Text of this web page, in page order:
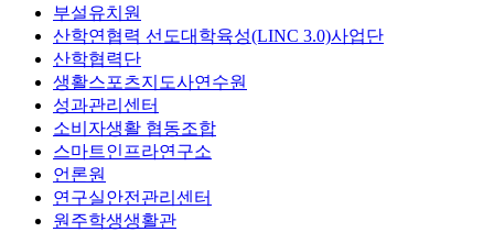
부설유치원
산학연협력 선도대학육성(LINC 3.0)사업단
산학협력단
생활스포츠지도사연수원
성과관리센터
소비자생활 협동조합
스마트인프라연구소
언론원
연구실안전관리센터
원주학생생활관